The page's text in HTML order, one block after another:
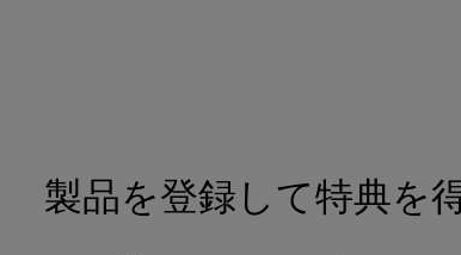
製品を登録して特典を